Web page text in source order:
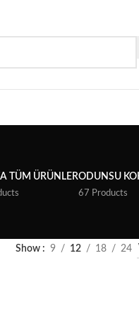
TÜM ÜRÜNLERODUNSU
67 Products
Show 9 12 18 24